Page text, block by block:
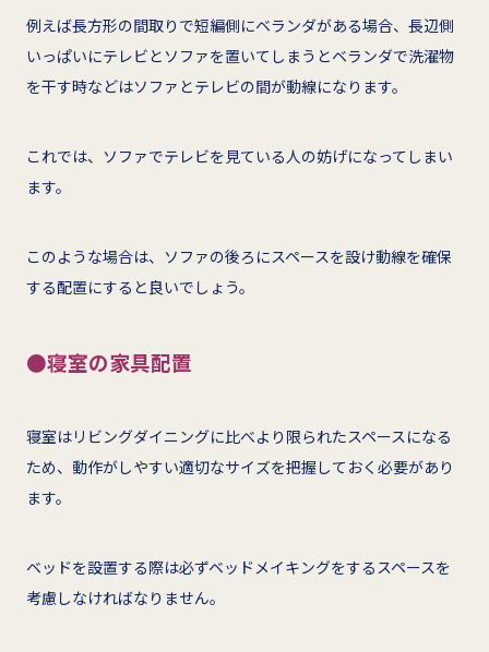
例えば長方形の間取りで短編側にベランダがある場合、長辺側
いっぱいにテレビとソファを置いてしまうとベランダで洗濯物
を干す時などはソファとテレビの間が動線になります。
これでは、ソファでテレビを見ている人の妨げになってしまい
ます。
このような場合は、ソファの後ろにスペースを設け動線を確保
する配置にすると良いでしょう。
●寝室の家具配置
寝室はリビングダイニングに比べより限られたスペースになる
ため、動作がしやすい適切なサイズを把握しておく必要があり
ます。
ベッドを設置する際は必ずベッドメイキングをするスペースを
考慮しなければなりません。